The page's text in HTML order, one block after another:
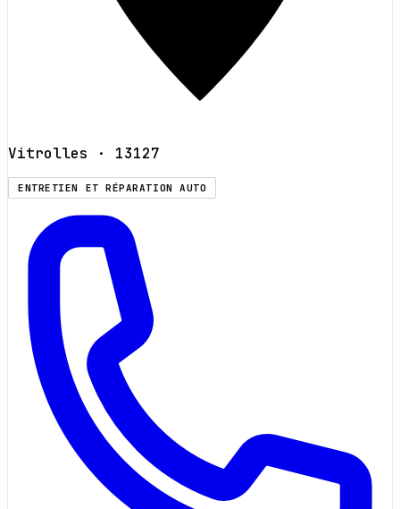
Vitrolles · 13127
ENTRETIEN ET RÉPARATION AUTO